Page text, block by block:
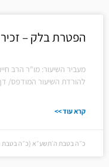
הפטרת בלק –
מעביר השיעור: מו"ר הרב
להורדת השיעור המודפס/
קרא עוד >>
כ״ה בטבת ה׳תשע״א (כ״ה בטבת